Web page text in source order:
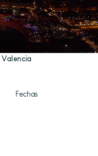
Valencia
Fechas